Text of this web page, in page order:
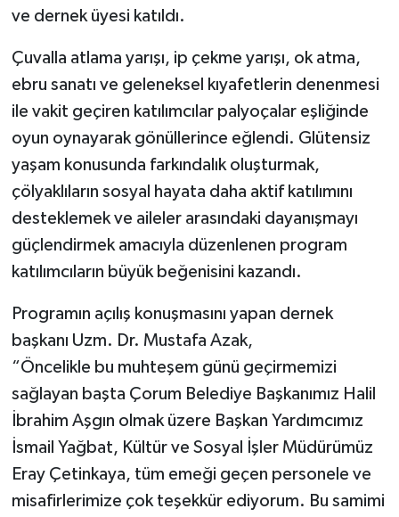
ve dernek üyesi katıldı.
Çuvalla atlama yarışı, ip çekme yarışı, ok atma,
ebru sanatı ve geleneksel kıyafetlerin denenmesi
ile vakit geçiren katılımcılar palyoçalar eşliğinde
oyun oynayarak gönüllerince eğlendi. Glütensiz
yaşam konusunda farkındalık oluşturmak,
çölyaklıların sosyal hayata daha aktif katılımını
desteklemek ve aileler arasındaki dayanışmayı
güçlendirmek amacıyla düzenlenen program
katılımcıların büyük beğenisini kazandı.
Programın açılış konuşmasını yapan dernek
başkanı Uzm. Dr. Mustafa Azak,
“Öncelikle bu muhteşem günü geçirmemizi
sağlayan başta Çorum Belediye Başkanımız Halil
İbrahim Aşgın olmak üzere Başkan Yardımcımız
İsmail Yağbat, Kültür ve Sosyal İşler Müdürümüz
Eray Çetinkaya, tüm emeği geçen personele ve
misafirlerimize çok teşekkür ediyorum. Bu samimi